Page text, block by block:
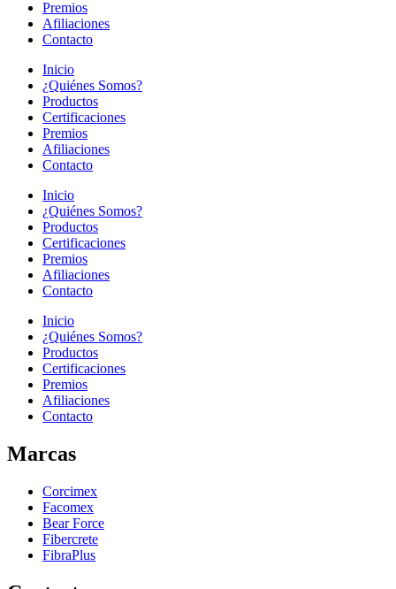
Premios
Afiliaciones
Contacto
Inicio
¿Quiénes Somos?
Productos
Certificaciones
Premios
Afiliaciones
Contacto
Inicio
¿Quiénes Somos?
Productos
Certificaciones
Premios
Afiliaciones
Contacto
Inicio
¿Quiénes Somos?
Productos
Certificaciones
Premios
Afiliaciones
Contacto
Marcas
Corcimex
Facomex
Bear Force
Fibercrete
FibraPlus